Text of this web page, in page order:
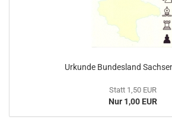
Urkunde Bundesland
Statt 1,50 EUR
Nur 1,00 EUR